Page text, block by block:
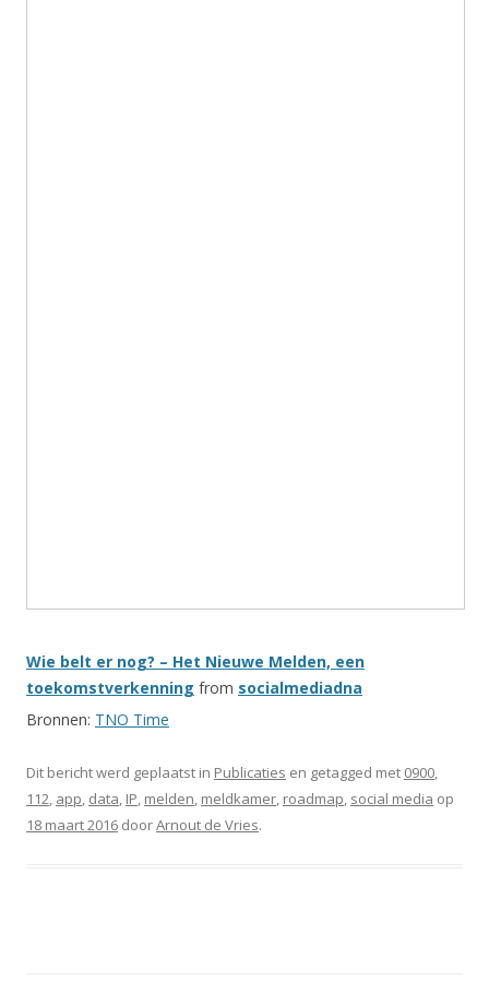
Wie belt er nog? – Het Nieuwe Melden, een
toekomstverkenning from socialmediadna
Bronnen: TNO Time
Dit bericht werd geplaatst in Publicaties en getagged met 0900,
112, app, data, IP, melden, meldkamer, roadmap, social media op
18 maart 2016 doorArnout de Vries.